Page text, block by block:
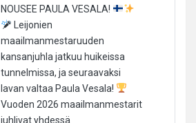
NOUSEE PAULA VESALA!
Leijonien
maailmanmestaruuden
kansanjuhla jatkuu huikeissa
tunnelmissa, ja seuraavaksi
lavan valtaa Paula Vesala!
Vuoden 2026 maailmanmestarit
juhlivat yhdessä